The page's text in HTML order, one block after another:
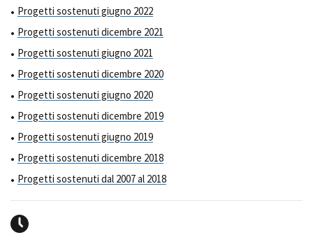
Progetti sostenuti giugno 2022
Progetti sostenuti dicembre 2021
Progetti sostenuti giugno 2021
Progetti sostenuti dicembre 2020
Progetti sostenuti giugno 2020
Progetti sostenuti dicembre 2019
Progetti sostenuti giugno 2019
Progetti sostenuti dicembre 2018
Progetti sostenuti dal 2007 al 2018